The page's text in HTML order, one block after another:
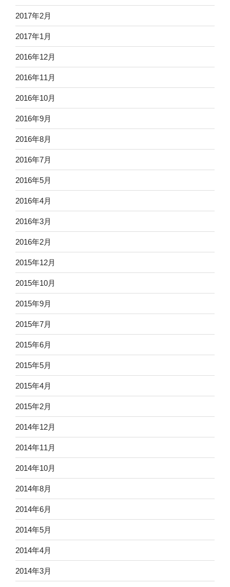
2017年2月
2017年1月
2016年12月
2016年11月
2016年10月
2016年9月
2016年8月
2016年7月
2016年5月
2016年4月
2016年3月
2016年2月
2015年12月
2015年10月
2015年9月
2015年7月
2015年6月
2015年5月
2015年4月
2015年2月
2014年12月
2014年11月
2014年10月
2014年8月
2014年6月
2014年5月
2014年4月
2014年3月